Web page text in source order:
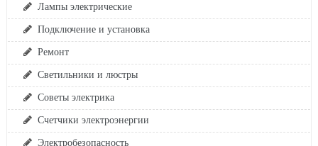
Лампы электрические
Подключение и установка
Ремонт
Светильники и люстры
Советы электрика
Счетчики электроэнергии
Электробезопасность